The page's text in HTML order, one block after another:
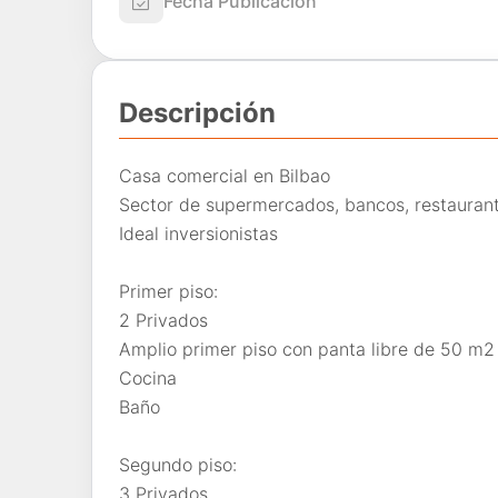
Descripción
Casa comercial en Bilbao
Sector de supermercados, bancos,
Ideal inversionistas
Primer piso:
2 Privados
Amplio primer piso con panta libre de 50 m2
Cocina
Baño
Segundo piso:
3 Privados